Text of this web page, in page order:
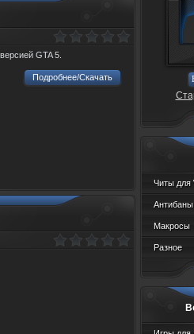
Читы для
Антибаны
Макросы
Разное
GTA 5.
Подробнее/Скачать